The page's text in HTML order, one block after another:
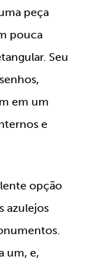
peça
pouca
Seu
em um
e
opção
azulejos
um, e,